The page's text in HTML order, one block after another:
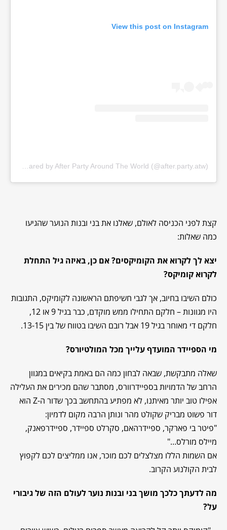
View this post on Instagram
קצת לפני הכניסה לאולם, שאלנו את בני ובנות הנוער שהגיעו
כמה שאלות:
יצא לך לקרוא את הקומיקסים? אם כן, באיזה גיל התחלת
לקרוא קומיקס?
כולם השיבו בחיוב, אך לגבי חשיפתם הראשונה לקומיקס, התגובות
היו מגוונות – חלקם התחילו ממש מוקדם, כבר בגיל 9 או 12,
חלקם די מאוחר בגיל 19 אבל רובם השיבו בטווח של בין 13-15.
מי הספיידר המועדף עלייך מכל המולטיורס?
שאלה מתבקשת, שבאה לבחון כמה הם באמת בקיאים במגוון
הרחב של הדמויות בספיידרוורס, מסתבר שהם מכירים את העלילה
אפילו טוב יותר מאיתנו, לא מפתיע בהתחשב בכך שדור ה-Z הוא
דור פשוט מבריק שקולט מהר ונותן הרבה מקום לדמיון:
"פיטר בי פארקר, ספיידרהאם, סקרלט ספיידר, ספיידרפאנק,
מיילס מורלס…"
אם השמות הללו מצלצלים לכם מוכר, אנו ממליצים לכם לקפוץ
לבית הקולנוע הקרוב.
מה לדעתך כלכך מושך בני ובנות נוער לעולם הזה של גיבורי
על?